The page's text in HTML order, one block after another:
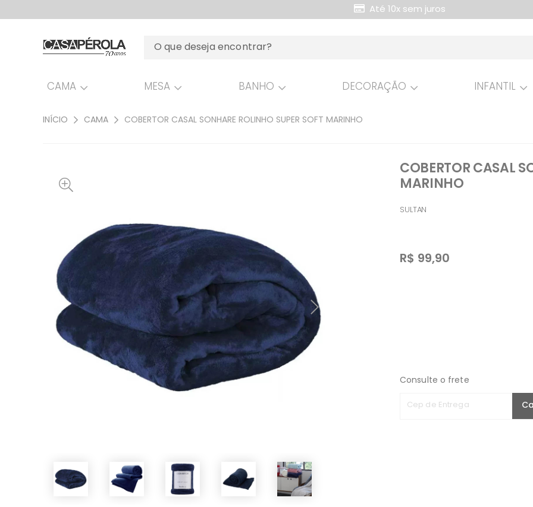
Até 10x sem juros
Retire Grátis na loja
CAMA MESA BANHO DECORAÇÃO INFANTIL
INÍCIO CAMA COBERTOR CASAL SONHARE ROLINHO SUPER SOFT MARINHO
COBERTOR CASAL
MARINHO
SULTAN
R$ 99,90
Consulte o frete
Cep de Entrega